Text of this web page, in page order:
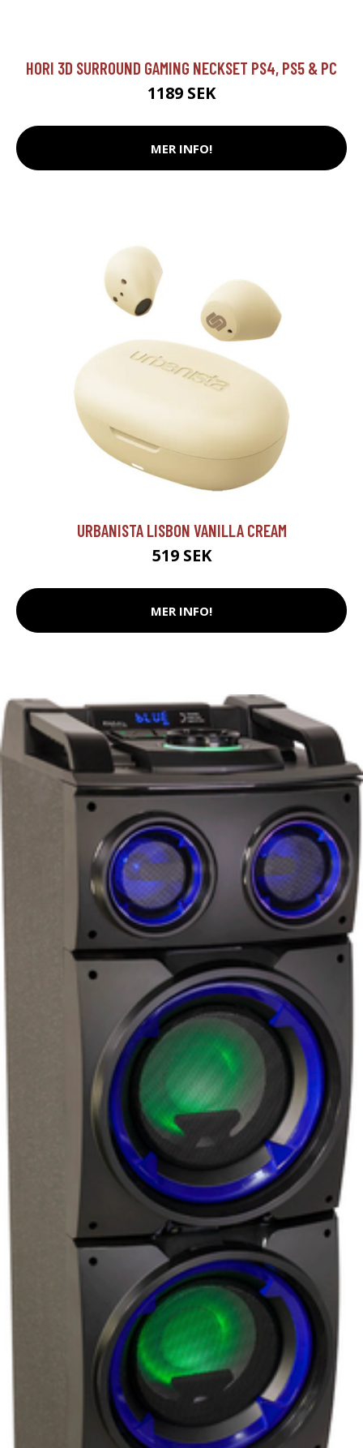
HORI 3D SURROUND GAMING NECKSET PS4, PS5 & PC
1189 SEK
MER INFO!
URBANISTA LISBON VANILLA CREAM
519 SEK
MER INFO!